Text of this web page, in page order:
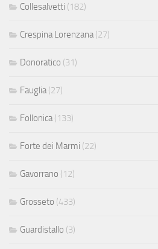
Collesalvetti (182)
Crespina Lorenzana (27)
Donoratico (31)
Fauglia (27)
Follonica (133)
Forte dei Marmi (22)
Gavorrano (12)
Grosseto (433)
Guardistallo (3)